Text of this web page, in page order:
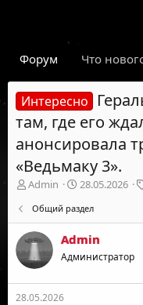
Форум Что
Интересно
там, где его
анонсировала
«Ведьмаку 3».
А
о
р
т
е
м
ы
Admin
Д
т
а
н
а
а
28.05.2026
Общий раздел
Admin
Администратор
28.05.2026